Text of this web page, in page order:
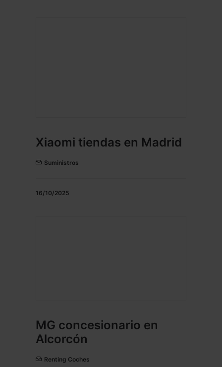
Xiaomi tiendas en Madrid
Suministros
16/10/2025
MG concesionario en
Alcorcón
Renting Coches